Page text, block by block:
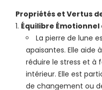
Propriétés et Vertus
Équilibre
La pierre de lune
apaisantes. Elle aide
réduire le stress et à
intérieur. Elle est
de changement ou